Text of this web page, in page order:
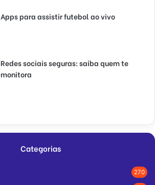
Apps para assistir futebol ao vivo
Redes sociais seguras: saiba quem te
monitora
Categorias
270